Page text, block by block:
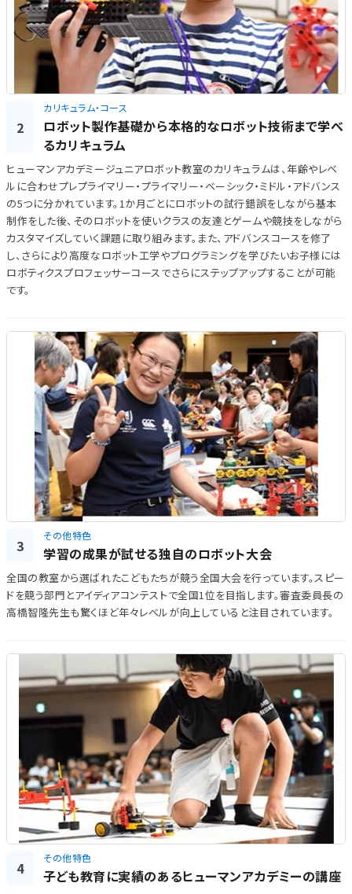
2
カリキュラム・コース
ロボット製作基礎から本格的なロボット技術まで学べ
るカリキュラム
ヒューマンアカデミージュニアロボット教室のカリキュラムは、年齢やレベ
ルに合わせプレプライマリー・プライマリー・ベーシック・ミドル・アドバンス
の5つに分かれています。1か月ごとにロボットの試行錯誤をしながら基本
制作をした後、そのロボットを使いクラスの友達とゲームや競技をしながら
カスタマイズしていく課題に取り組みます。また、アドバンスコースを修了
し、さらにより高度なロボット工学やプログラミングを学びたいお子様には
ロボティクスプロフェッサーコースでさらにステップアップすることが可能
です。
3
その他特色
学習の成果が試せる独自のロボット大会
全国の教室から選ばれたこどもたちが競う全国大会を行っています。スピー
ドを競う部門とアイディアコンテストで全国1位を目指します。審査委員長の
高橋智隆先生も驚くほど年々レベルが向上していると注目されています。
4
その他特色
子ども教育に実績のあるヒューマンアカデミーの講座